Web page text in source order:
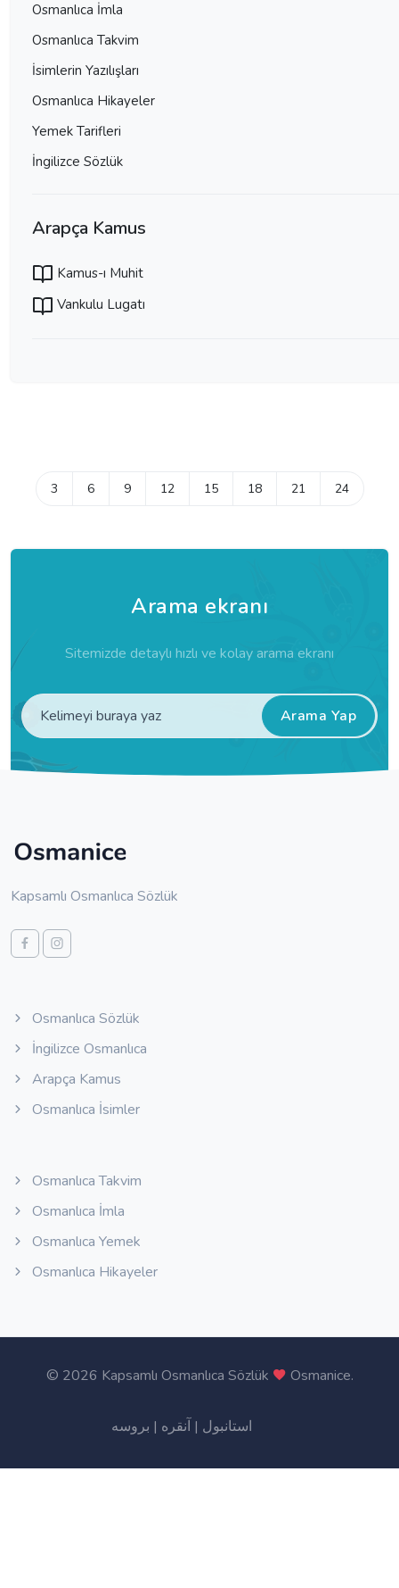
Osmanlıca İmla
Osmanlıca Takvim
İsimlerin Yazılışları
Osmanlıca Hikayeler
Yemek Tarifleri
İngilizce Sözlük
Arapça Kamus
Kamus-ı Muhit
Vankulu Lugatı
3 6 9 12 15 18 21 24
Arama ekranı
Sitemizde detaylı hızlı ve kolay arama ekranı
Arama Yap
Kapsamlı Osmanlıca Sözlük
Osmanlıca Sözlük
İngilizce Osmanlıca
Arapça Kamus
Osmanlıca İsimler
Osmanlıca Takvim
Osmanlıca İmla
Osmanlıca Yemek
Osmanlıca Hikayeler
© 2026 Kapsamlı Osmanlıca Sözlük Osmanice.
استانبول | آنقره | بروسه